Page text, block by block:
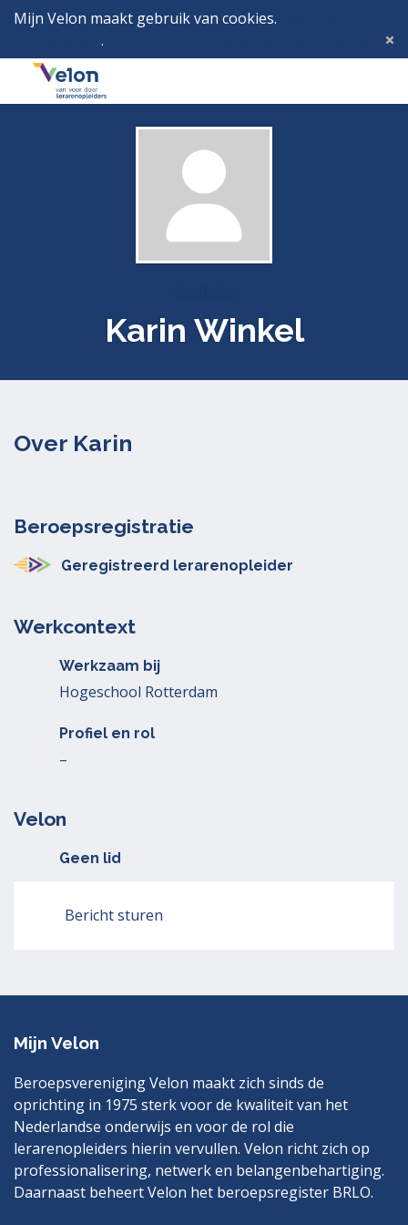
Mijn Velon maakt gebruik van cookies.
.
Menu
Karin Winkel
Over Karin
Beroepsregistratie
Geregistreerd lerarenopleider
Werkcontext
Werkzaam bij
Hogeschool Rotterdam
Profiel en rol
–
Velon
Geen lid
Bericht sturen
Mijn Velon
Beroepsvereniging Velon maakt zich sinds de
oprichting in 1975 sterk voor de kwaliteit van het
Nederlandse onderwijs en voor de rol die
lerarenopleiders hierin vervullen. Velon richt zich op
professionalisering, netwerk en belangenbehartiging.
Daarnaast beheert Velon het beroepsregister BRLO.